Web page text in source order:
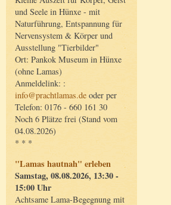
und Seele in Hünxe - mit
Naturführung, Entspannung für
Nervensystem & Körper und
Ausstellung "Tierbilder"
Ort: Pankok Museum in Hünxe
(ohne Lamas)
Anmeldelink: :
info@prachtlamas.de oder per
Telefon: 0176 - 660 161 30
Noch 6 Plätze frei (Stand vom
04.08.2026)
* * *
"Lamas hautnah" erleben
Samstag, 08.08.2026, 13:30 -
15:00 Uhr
Achtsame Lama-Begegnung mit